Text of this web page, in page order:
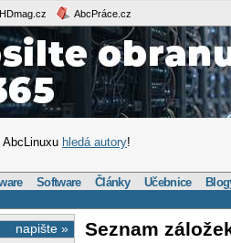
HDmag.cz AbcPráce.cz
AbcLinuxu hledá autory!
Software Články Učebnice
napište » Seznam